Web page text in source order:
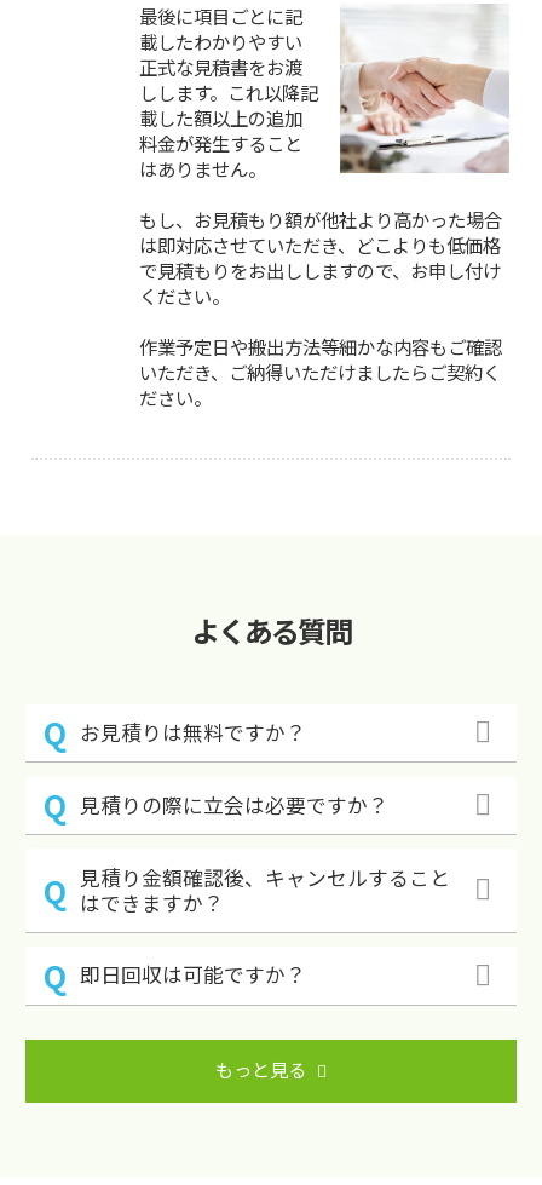
最後に項目ごとに記
載したわかりやすい
正式な見積書をお渡
しします。これ以降記
載した額以上の追加
料金が発生すること
はありません。
もし、お見積もり額が他社より高かった場合
は即対応させていただき、どこよりも低価格
で見積もりをお出ししますので、お申し付け
ください。
作業予定日や搬出方法等細かな内容もご確認
いただき、ご納得いただけましたらご契約く
ださい。
よくある質問
お見積りは無料ですか？
見積りの際に立会は必要ですか？
見積り金額確認後、キャンセルすること
はできますか？
即日回収は可能ですか？
もっと見る